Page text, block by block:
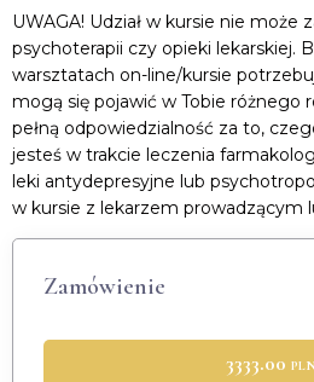
UWAGA! Udział w kursie nie może
psychoterapii czy opieki lekarskiej.
warsztatach on-line/kursie
mogą się pojawić w Tobie różnego
pełną odpowiedzialność za to,
jesteś w trakcie leczenia
leki antydepresyjne lub
w kursie z lekarzem prowadzącym
Zamówienie
3333.00